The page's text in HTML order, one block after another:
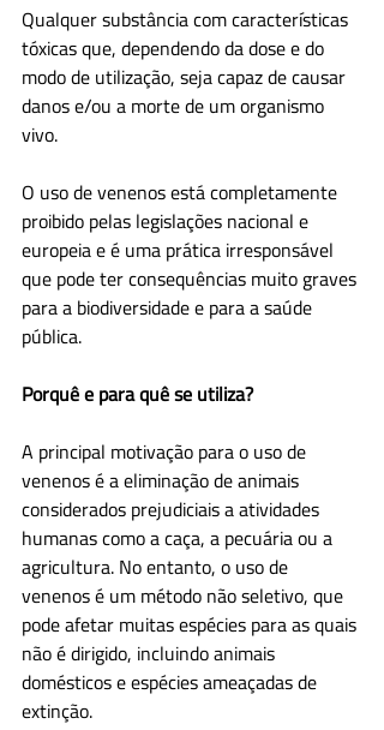
Qualquer substância com características
tóxicas que, dependendo da dose e do
modo de utilização, seja capaz de causar
danos e/ou a morte de um organismo
vivo.
O uso de venenos está completamente
proibido pelas legislações nacional e
europeia e é uma prática irresponsável
que pode ter consequências muito graves
para a biodiversidade e para a saúde
pública.
Porquê e para quê se utiliza?
A principal motivação para o uso de
venenos é a eliminação de animais
considerados prejudiciais a atividades
humanas como a caça, a pecuária ou a
agricultura. No entanto, o uso de
venenos é um método não seletivo, que
pode afetar muitas espécies para as quais
não é dirigido, incluindo animais
domésticos e espécies ameaçadas de
extinção.